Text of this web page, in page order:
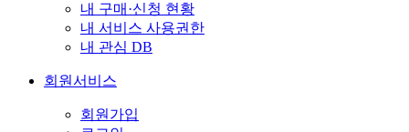
내 구매·신청 현황
내 서비스 사용권한
내 관심 DB
회원서비스
회원가입